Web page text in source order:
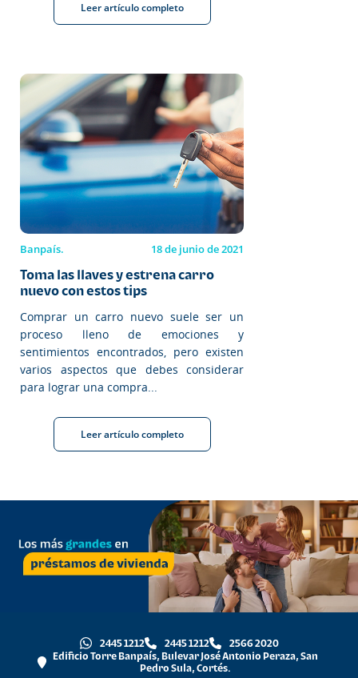
Leer artículo completo
Banpaís. 18 de junio de 2021
Toma las llaves y estrena carro
nuevo con estos tips
Comprar un carro nuevo suele ser un
proceso lleno de emociones y
sentimientos encontrados, pero existen
varios aspectos que debes considerar
para lograr una compra...
Leer artículo completo
2445 1212 2445 1212
2566 2020
Edificio Torre Banpaís, Bulevar José Antonio Peraza, San
Pedro Sula, Cortés.